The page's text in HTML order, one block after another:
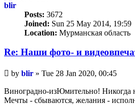
blir
Posts: 3672
Joined: Sun 25 May 2014, 19:59
Location: Мурманская область
Re: Наши фото- и
Unread
post
by blir » Tue 28 Jan 2020, 00:45
Виноградно-изЮмительно! Никогда
Мечты - сбываются, желания -